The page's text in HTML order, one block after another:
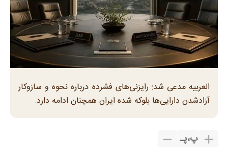
العربیه مدعی شد: رایزنی‌های فشرده درباره نحوه و سازوکار
آزادشدن دارایی‌ها بلوکه شده ایران همچنان ادامه دارد.
پ،پـ